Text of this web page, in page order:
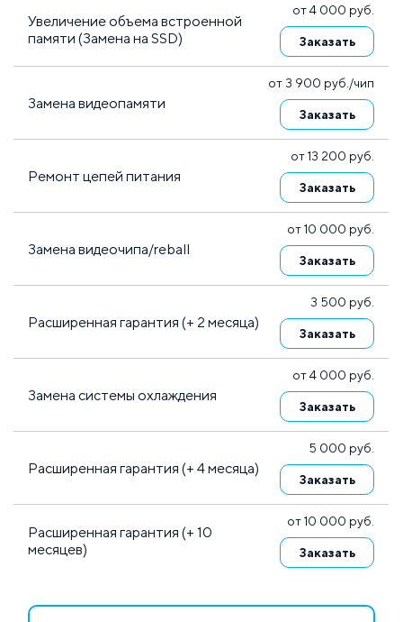
Увеличение объема встроенной
памяти (Замена на SSD)
от 4 000 руб.
Заказать
Замена видеопамяти
от 3 900 руб./чип
Заказать
Ремонт цепей питания
от 13 200 руб.
Заказать
Замена видеочипа/reball
от 10 000 руб.
Заказать
Расширенная гарантия (+ 2 месяца)
3 500 руб.
Заказать
Замена системы охлаждения
от 4 000 руб.
Заказать
Расширенная гарантия (+ 4 месяца)
5 000 руб.
Заказать
Расширенная гарантия (+ 10
месяцев)
от 10 000 руб.
Заказать